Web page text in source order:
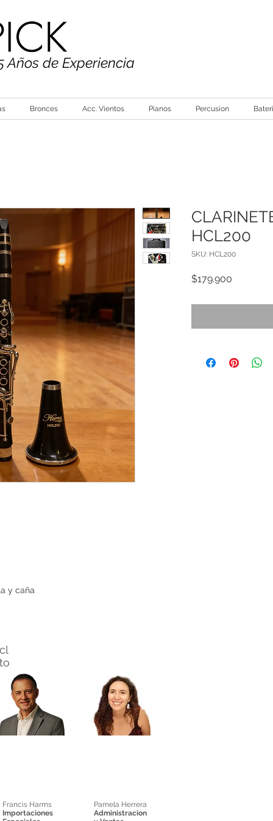
Años de Experiencia
Bronces Acc. Vientos Pianos Percusion
y caña
HCL200
SKU: HCL200
$179.900
Francis Harms
Importaciones
Pamela Herrera
Administracion